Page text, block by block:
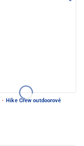
· Hike Crew outdoorové